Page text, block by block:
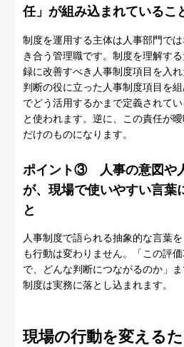
任」が組み込まれているこ
制度を運用する主体は人事部門で
き合う管理職です。制度を理解す
録に改善すべき人事制度項目を入
判断の役に立った人事制度項目を
でどう活用するかまで定義されて
と使われます。逆に、この責任が
だけのものになります。
ポイント③ 人事の意図や
が、現場で使いやすい言葉
と
人事制度で語られる抽象的な言葉
も行動は変わりません。「この評
で、どんな判断につながるのか」ま
制度は実務に落とし込まれます。
現場の行動を変える